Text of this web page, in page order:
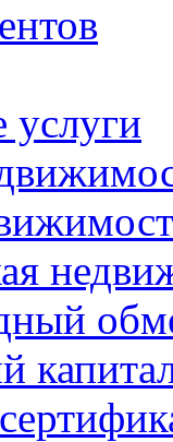
услуги